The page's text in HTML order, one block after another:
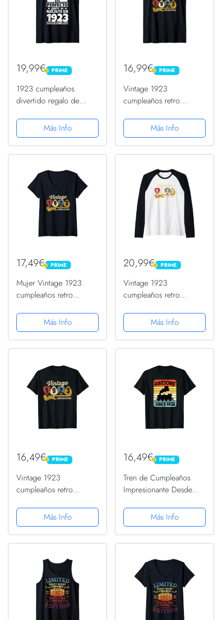
19,99€ PRIME
PRIME
1923 cumpleaños
divertido regalo de
Mangas
Más Info
16,99€ PRIME
PRIME
Vintage 1923
cumpleaños retro
fiesta Camiseta sin
Mangas
Más Info
17,49€ PRIME
PRIME
Mujer Vintage 1923
cumpleaños retro
fiesta Camiseta Cuello V
Más Info
20,99€ PRIME
PRIME
Vintage 1923
cumpleaños retro
fiesta Camiseta Manga
Raglan
Más Info
16,49€ PRIME
PRIME
Vintage 1923
cumpleaños retro
fiesta Camiseta
Más Info
16,49€ PRIME
PRIME
Tren de Cumpleaños
Impresionante Desde
Más Info